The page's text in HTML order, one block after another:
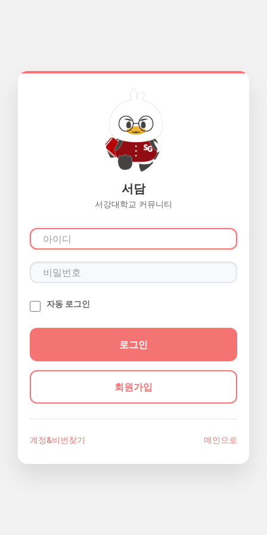
서담
서강대학교 커뮤니티
자동 로그인
회원가입
계정&비번찾기 메인으로